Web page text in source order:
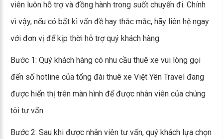
viên luôn hỗ trợ và đồng hành trong suốt chuyến đi. Chính
vì vậy, nếu có bất kì vấn đề hay thắc mắc, hãy liên hệ ngay
với đơn vị để kịp thời hỗ trợ quý khách hàng.
Bước 1: Quý khách hàng có nhu cầu thuê xe vui lòng gọi
đến số hotline của tổng đài thuê xe Việt Yên Travel đang
được hiển thị trên màn hình để được nhân viên của chúng
tôi tư vấn.
Bước 2: Sau khi được nhân viên tư vấn, quý khách lựa chọn